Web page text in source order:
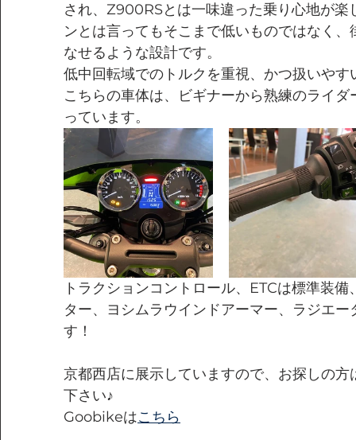
され、Z900RSとは一味違った乗り心地が楽
ンとは言ってもそこまで低いものではなく
なせるような設計です。
低中回転域でのトルクを重視、かつ扱いや
こちらの車体は、ビギナーから熟練のライ
っています。
トラクションコントロール、ETCは標準装
ター、ヨシムラウインドアーマー、ラジエ
す！
京都西店に展示していますので、お探しの
下さい♪
Goobikeはこちら